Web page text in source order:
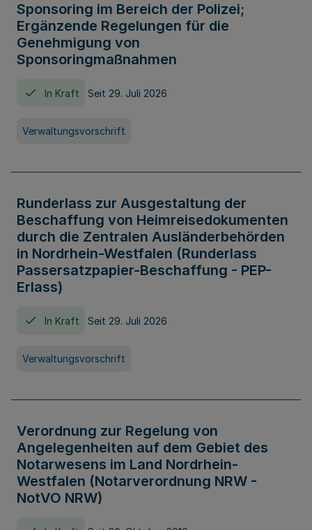
Sponsoring im Bereich der Polizei;
Ergänzende Regelungen für die
Genehmigung von
Sponsoringmaßnahmen
In Kraft Seit 29. Juli 2026
Verwaltungsvorschrift
Runderlass zur Ausgestaltung der
Beschaffung von Heimreisedokumenten
durch die Zentralen Ausländerbehörden
in Nordrhein-Westfalen (Runderlass
Passersatzpapier-Beschaffung - PEP-
Erlass)
In Kraft Seit 29. Juli 2026
Verwaltungsvorschrift
Verordnung zur Regelung von
Angelegenheiten auf dem Gebiet des
Notarwesens im Land Nordrhein-
Westfalen (Notarverordnung NRW -
NotVO NRW)